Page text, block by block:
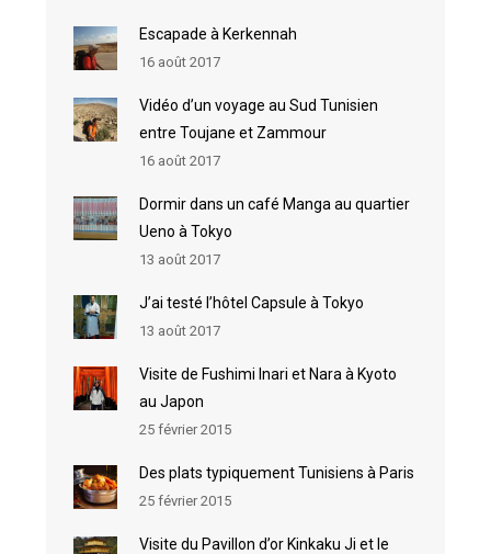
Escapade à Kerkennah
16 août 2017
Vidéo d’un voyage au Sud Tunisien
entre Toujane et Zammour
16 août 2017
Dormir dans un café Manga au quartier
Ueno à Tokyo
13 août 2017
J’ai testé l’hôtel Capsule à Tokyo
13 août 2017
Visite de Fushimi Inari et Nara à Kyoto
au Japon
25 février 2015
Des plats typiquement Tunisiens à Paris
25 février 2015
Visite du Pavillon d’or Kinkaku Ji et le